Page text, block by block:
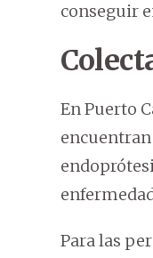
conseguir
En Puerto
Para las